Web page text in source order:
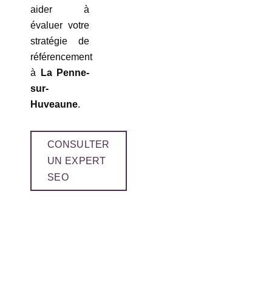
aider à
évaluer votre
stratégie de
référencement
à
La Penne-
sur-
Huveaune.
CONSULTER
UN EXPERT
SEO